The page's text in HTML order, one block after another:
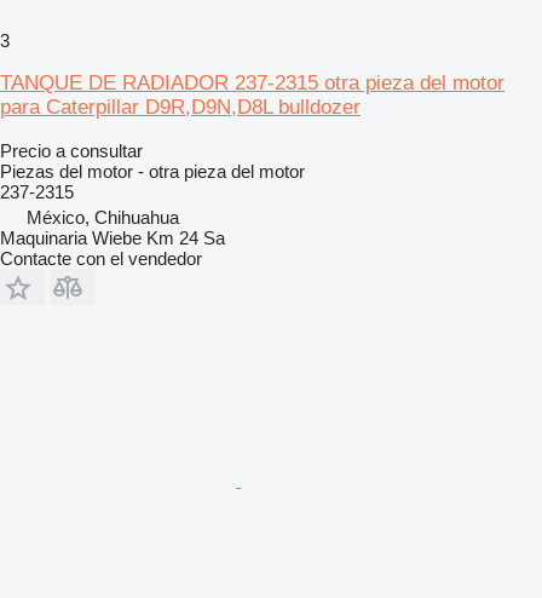
3
TANQUE DE RADIADOR 237-2315 otra pieza del motor
para Caterpillar D9R,D9N,D8L bulldozer
Precio a consultar
Piezas del motor - otra pieza del motor
237-2315
México, Chihuahua
Maquinaria Wiebe Km 24 Sa
Contacte con el vendedor